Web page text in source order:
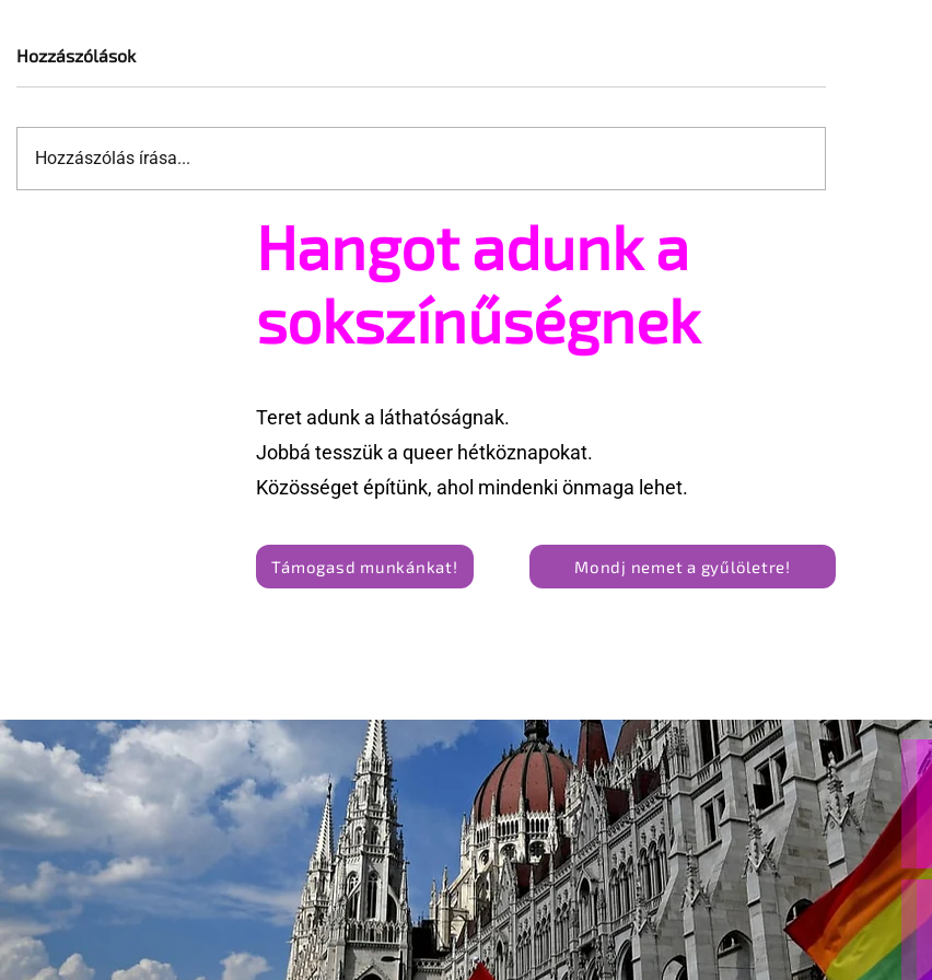
Terrortámadás árnyékában
tartják az idei WorldPride-ot
A London Trans+ Pride
szervezője nem volt hajlandó
ünnepségnek nevezni az
eseményt- a BBC ezért
törölte vele az interjút
Hozzászólások
Hozzászólás írása...
Hangot adunk a
sokszínűségnek
Teret adunk a láthatóságnak.
Jobbá tesszük a queer hétköznapokat.
Közösséget építünk, ahol mindenki önmaga lehet.
Támogasd munkánkat! Mondj nemet a gyűlöletre!